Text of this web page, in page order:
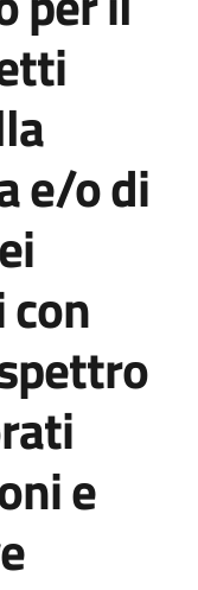
e/o di
e